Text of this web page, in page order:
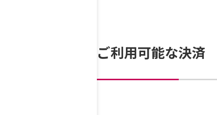
ご利用可能な決済